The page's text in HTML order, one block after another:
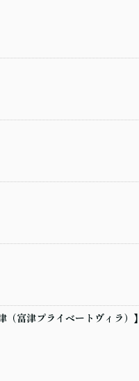
（富津プライベートヴィラ）】